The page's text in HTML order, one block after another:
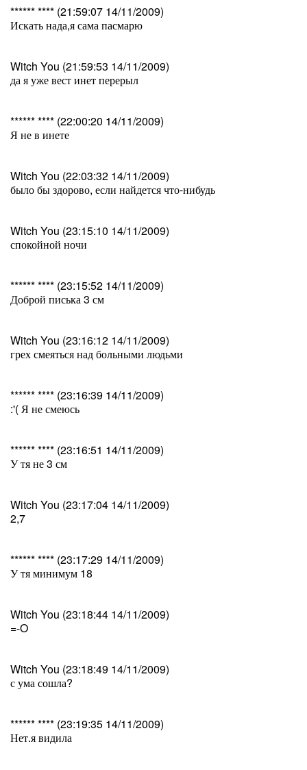
****** **** (21:59:07 14/11/2009)
Искать нада,я сама пасмарю
Witch You (21:59:53 14/11/2009)
да я уже вест инет перерыл
****** **** (22:00:20 14/11/2009)
Я не в инете
Witch You (22:03:32 14/11/2009)
было бы здорово, если найдется что-нибудь
Witch You (23:15:10 14/11/2009)
спокойной ночи
****** **** (23:15:52 14/11/2009)
Доброй писька 3 см
Witch You (23:16:12 14/11/2009)
грех смеяться над больными людьми
****** **** (23:16:39 14/11/2009)
:'( Я не смеюсь
****** **** (23:16:51 14/11/2009)
У тя не 3 см
Witch You (23:17:04 14/11/2009)
2,7
****** **** (23:17:29 14/11/2009)
У тя минимум 18
Witch You (23:18:44 14/11/2009)
=-O
Witch You (23:18:49 14/11/2009)
с ума сошла?
****** **** (23:19:35 14/11/2009)
Нет.я видила